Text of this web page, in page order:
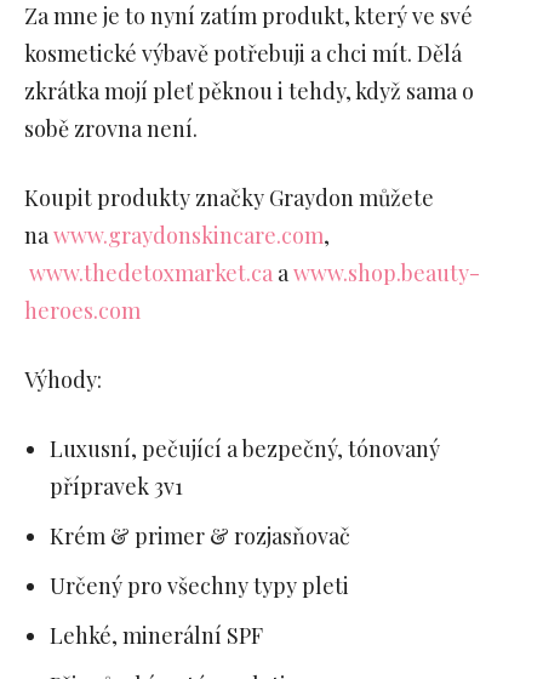
Za mne je to nyní zatím produkt, který ve své
kosmetické výbavě potřebuji a chci mít. Dělá
zkrátka mojí pleť pěknou i tehdy, když sama o
sobě zrovna není.
Koupit produkty značky Graydon můžete
nawww.graydonskincare.com,
www.thedetoxmarket.ca awww.shop.beauty-
heroes.com
Výhody:
Luxusní, pečující a bezpečný, tónovaný
přípravek 3v1
Krém & primer & rozjasňovač
Určený pro všechny typy pleti
Lehké, minerální SPF